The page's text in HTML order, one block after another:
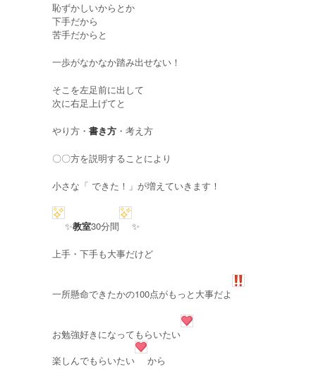
恥ずかしいからとか
下手だから
苦手だからと
一歩がなかなか踏み出せない！
そこを左足前に出して
次に右足上げてと
やり方・ 書き方 ・考え方
〇〇方を説明することにより
小さな「 できた！」が増えていきます！
✨教室30分間 ✨
上手・下手も大事だけど
一所懸命できたかの100点がもっと大事だよ
お勉強好きになってもらいたい
楽しんでもらいたい
から